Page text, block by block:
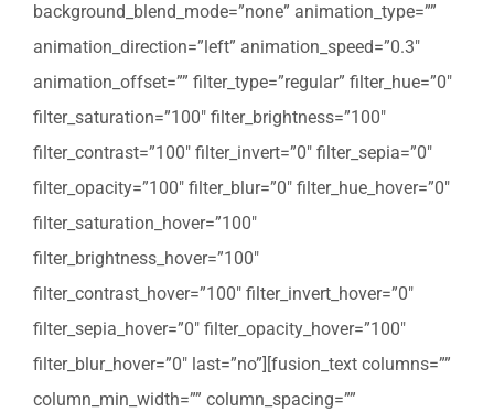
background_blend_mode=”none” animation_type=””
animation_direction=”left” animation_speed=”0.3″
animation_offset=”” filter_type=”regular” filter_hue=”0″
filter_saturation=”100″ filter_brightness=”100″
filter_contrast=”100″ filter_invert=”0″ filter_sepia=”0″
filter_opacity=”100″ filter_blur=”0″ filter_hue_hover=”0″
filter_saturation_hover=”100″
filter_brightness_hover=”100″
filter_contrast_hover=”100″ filter_invert_hover=”0″
filter_sepia_hover=”0″ filter_opacity_hover=”100″
filter_blur_hover=”0″ last=”no”][fusion_text columns=””
column_min_width=”” column_spacing=””